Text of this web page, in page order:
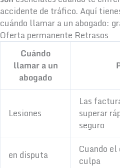
accidente de tráfico. Aquí
cuándo llamar a un abogado:
Oferta permanente Retrasos
Cuándo
llamar a un
abogado
Lesiones
Las
superar
seguro
en disputa
Cuando
culpa